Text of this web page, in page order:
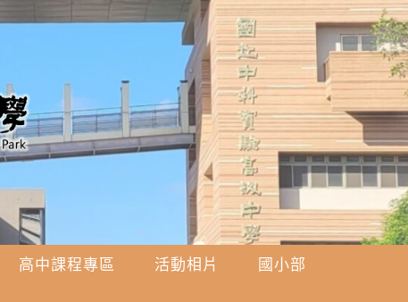
高中課程專區 活動相片
國小部